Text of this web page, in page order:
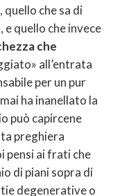
, quello che sa di
quello che invece
che
all’entrata
per un pur
ha inanellato la
può capircene
preghiera
pensi ai frati che
di piani sopra di
degenerative o